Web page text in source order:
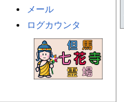
メール
ログカウンタ